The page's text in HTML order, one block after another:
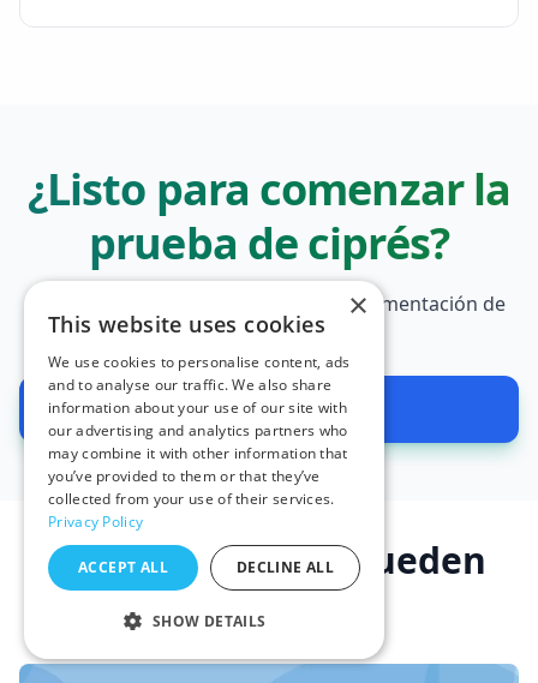
¿Listo para comenzar la
prueba de ciprés?
Para comenzar, consulte nuestra documentación de
Cypress Testing
Prueba gratis
Recursos que te pueden
gustar
×
This website uses cookies
We use cookies to personalise content, ads
and to analyse our traffic. We also share
information about your use of our site with
our advertising and analytics partners who
may combine it with other information that
you’ve provided to them or that they’ve
collected from your use of their services.
Privacy Policy
ACCEPT ALL DECLINE ALL
SHOW DETAILS